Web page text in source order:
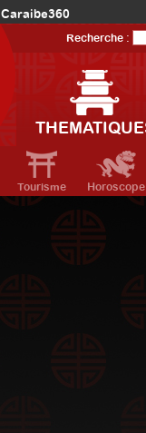
Caraibe360
AmériqueDuNord360
Recherche :
Tourisme Horoscope